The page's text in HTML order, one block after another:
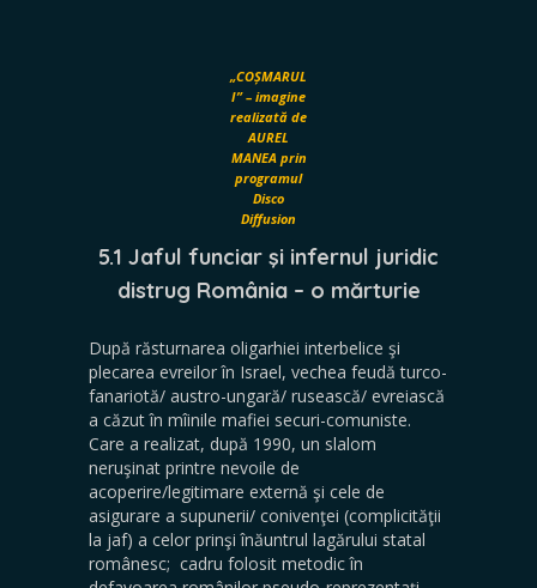
„COȘMARUL
I” – imagine
realizată de
AUREL
MANEA prin
programul
Disco
Diffusion
5.1 Jaful funciar şi infernul juridic
distrug România – o mărturie
După răsturnarea oligarhiei interbelice şi
plecarea evreilor în Israel, vechea feudă turco-
fanariotă/ austro-ungară/ rusească/ evreiască
a căzut în mîinile mafiei securi-comuniste.
Care a realizat, după 1990, un slalom
neruşinat printre nevoile de
acoperire/legitimare externă şi cele de
asigurare a supunerii/ conivenţei (complicităţii
la jaf) a celor prinşi înăuntrul lagărului statal
românesc; cadru folosit metodic în